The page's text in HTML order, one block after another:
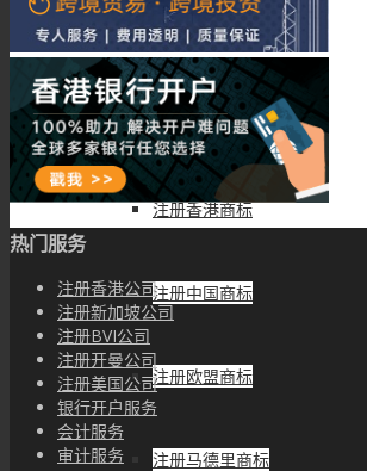
境外投资备案(ODI)
商标专利
注册香港商标
注册中国商标
注册欧盟商标
注册马德里商标
热门服务
注册香港公司
注册新加坡公司
注册BVI公司
注册开曼公司
注册美国公司
银行开户服务
会计服务
审计服务